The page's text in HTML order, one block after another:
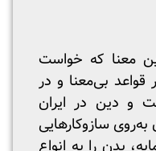
معنا که خواست
قواعد بی‌معنا و در
و دین در ایران
سازوکارهایی
بدن را به‌ انواع